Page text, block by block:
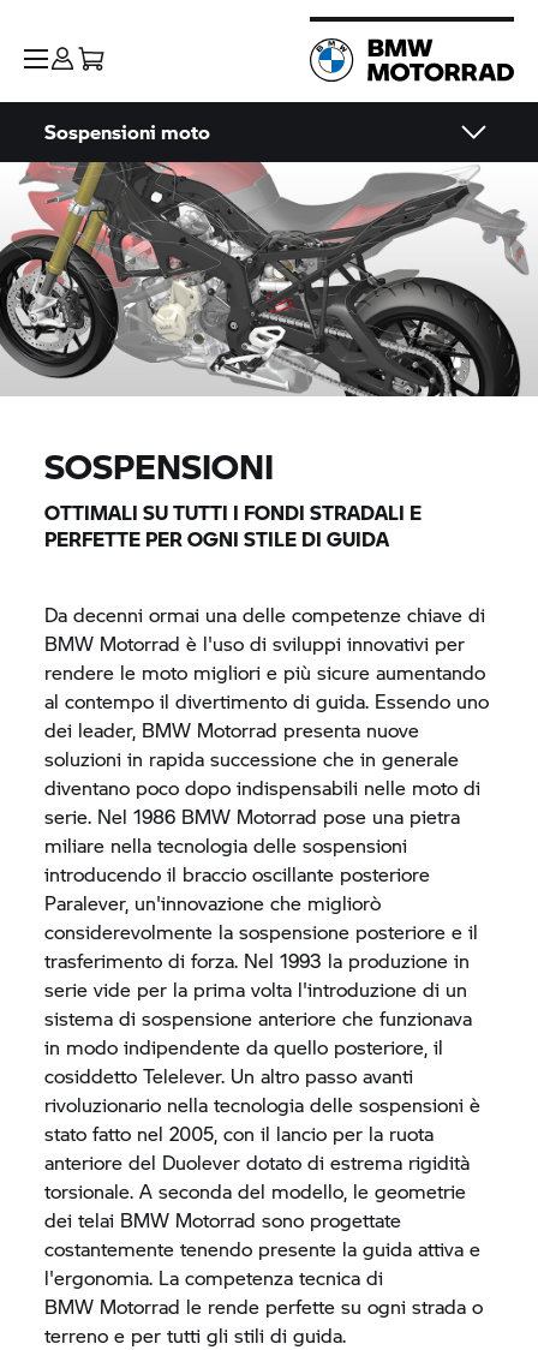
Sospensioni moto
SOSPENSIONI
OTTIMALI SU TUTTI I FONDI STRADALI E
PERFETTE PER OGNI STILE DI GUIDA
Da decenni ormai una delle competenze chiave di
BMW Motorrad è l'uso di sviluppi innovativi per
rendere le moto migliori e più sicure aumentando
al contempo il divertimento di guida. Essendo uno
dei leader, BMW Motorrad presenta nuove
soluzioni in rapida successione che in generale
diventano poco dopo indispensabili nelle moto di
serie. Nel 1986 BMW Motorrad pose una pietra
miliare nella tecnologia delle sospensioni
introducendo il braccio oscillante posteriore
Paralever, un'innovazione che migliorò
considerevolmente la sospensione posteriore e il
trasferimento di forza. Nel 1993 la produzione in
serie vide per la prima volta l'introduzione di un
sistema di sospensione anteriore che funzionava
in modo indipendente da quello posteriore, il
cosiddetto Telelever. Un altro passo avanti
rivoluzionario nella tecnologia delle sospensioni è
stato fatto nel 2005, con il lancio per la ruota
anteriore del Duolever dotato di estrema rigidità
torsionale. A seconda del modello, le geometrie
dei telai BMW Motorrad sono progettate
costantemente tenendo presente la guida attiva e
l'ergonomia. La competenza tecnica di
BMW Motorrad le rende perfette su ogni strada o
terreno e per tutti gli stili di guida.